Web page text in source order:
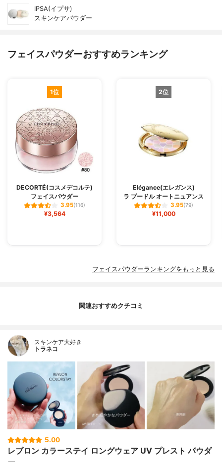
IPSA(イプサ)
スキンケアパウダー
フェイスパウダーおすすめランキング
1位
DECORTÉ(コスメデコルテ)
フェイスパウダー
3.95(116)
¥3,564
2位
Elégance(エレガンス)
ラ プードル オートニュアンス
3.95(79)
¥11,000
フェイスパウダーランキングをもっと見る
関連おすすめクチコミ
スキンケア大好き
トラネコ
5.00
レブロン カラーステイ ロングウェア UV プレスト パウダ